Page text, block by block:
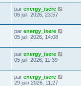
par energy_isere
06 juil. 2026, 23:57
par energy_isere
05 juil. 2026, 14:08
par energy_isere
05 juil. 2026, 11:39
par energy_isere
29 juin 2026, 11:27